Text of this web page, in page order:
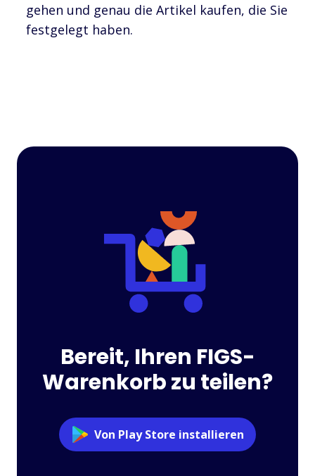
gehen und genau die Artikel kaufen, die Sie
festgelegt haben.
Bereit, Ihren FIGS-
Warenkorb zu teilen?
Von Play Store installieren